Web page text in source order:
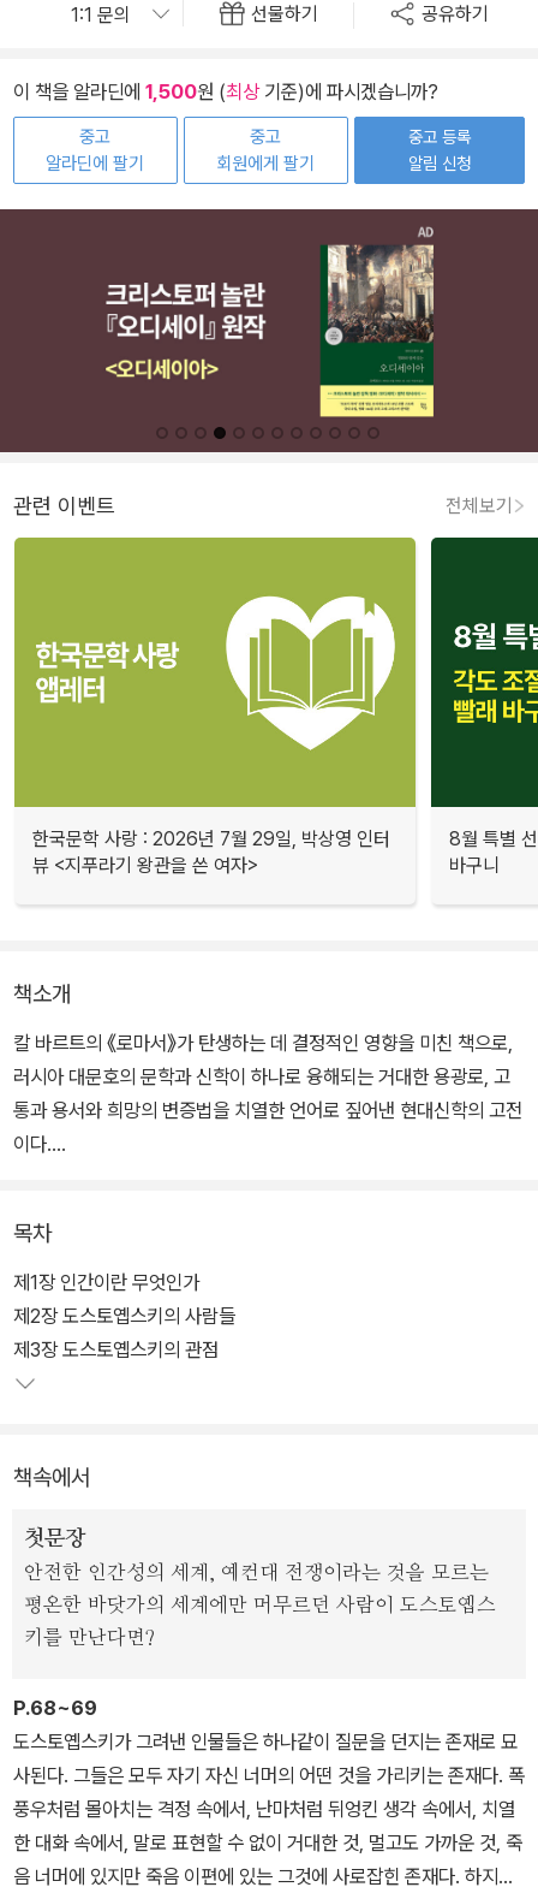
선물하기 공유하기
이 책을 알라딘에 1,500원 (최상기준)에 파시겠습니까?
중고
알라딘에 팔기
중고
회원에게 팔기
중고 등록
알림 신청
관련 이벤트 전체보기
한국문학 사랑 : 2026년 7월 29일, 박상영 인터
뷰 <지푸라기 왕관을 쓴 여자>
8월 특별
바구니
책소개
칼 바르트의 《로마서》가 탄생하는 데 결정적인 영향을 미친 책으로,
러시아 대문호의 문학과 신학이 하나로 융해되는 거대한 용광로, 고
통과 용서와 희망의 변증법을 치열한 언어로 짚어낸 현대신학의 고전
이다.
려는 신학이 야기한 위기를 극복할 가능성을 도스토옙스키의 소설 속
에서 찾았다. 이 저작은 당시 독일어권 신학에서 아직 낯선 이름이었
던 도스토옙스키를 발견케 했으며, 칼 바르트의 《로마서》가 타오르게
하는 불쏘시개가 되었다.
목차
제1장 인간이란 무엇인가
제2장 도스토옙스키의 사람들
제3장 도스토옙스키의 관점
책속에서
첫문장
안전한 인간성의 세계, 예컨대 전쟁이라는 것을 모르는
평온한 바닷가의 세계에만 머무르던 사람이 도스토옙스
키를 만난다면?
P.68~69
도스토옙스키가 그려낸 인물들은 하나같이 질문을 던지는 존재로 묘
사된다. 그들은 모두 자기 자신 너머의 어떤 것을 가리키는 존재다. 폭
풍우처럼 몰아치는 격정 속에서, 난마처럼 뒤엉킨 생각 속에서, 치열
한 대화 속에서, 말로 표현할 수 없이 거대한 것, 멀고도 가까운 것, 죽
음 너머에 있지만 죽음 이편에 있는 그것에 사로잡힌 존재다. 하지만